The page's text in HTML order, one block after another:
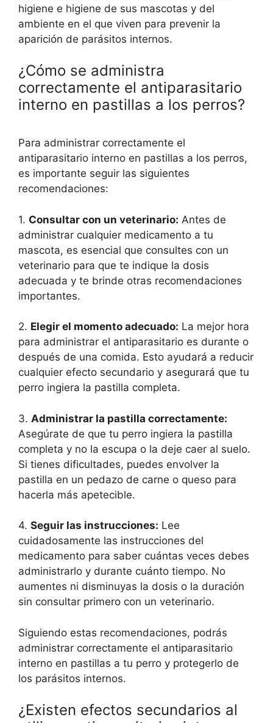
higiene e higiene de sus mascotas y del
ambiente en el que viven para prevenir la
aparición de parásitos internos.
¿Cómo se administra
correctamente el antiparasitario
interno en pastillas a los perros?
Para administrar correctamente el
antiparasitario interno en pastillas a los perros,
es importante seguir las siguientes
recomendaciones:
1. Consultar con un veterinario: Antes de
administrar cualquier medicamento a tu
mascota, es esencial que consultes con un
veterinario para que te indique la dosis
adecuada y te brinde otras recomendaciones
importantes.
2. Elegir el momento adecuado: La mejor hora
para administrar el antiparasitario es durante o
después de una comida. Esto ayudará a reducir
cualquier efecto secundario y asegurará que tu
perro ingiera la pastilla completa.
3. Administrar la pastilla correctamente:
Asegúrate de que tu perro ingiera la pastilla
completa y no la escupa o la deje caer al suelo.
Si tienes dificultades, puedes envolver la
pastilla en un pedazo de carne o queso para
hacerla más apetecible.
4. Seguir las instrucciones: Lee
cuidadosamente las instrucciones del
medicamento para saber cuántas veces debes
administrarlo y durante cuánto tiempo. No
aumentes ni disminuyas la dosis o la duración
sin consultar primero con un veterinario.
Siguiendo estas recomendaciones, podrás
administrar correctamente el antiparasitario
interno en pastillas a tu perro y protegerlo de
los parásitos internos.
¿Existen efectos secundarios al